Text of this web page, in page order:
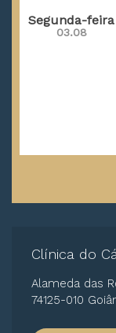
Segunda-feira
03.08
Clínica do
Alameda das
74125-010